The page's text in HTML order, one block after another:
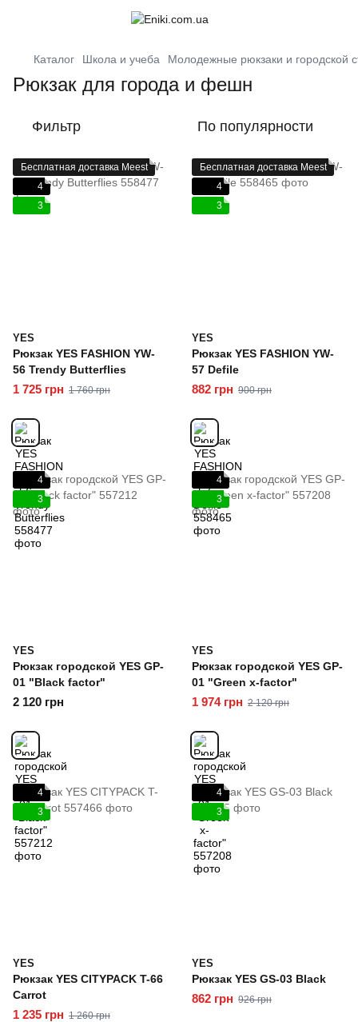
Каталог Школа и учеба Молодежные рюкзаки и городской
Рюкзак для города и фешн
Фильтр По популярности
Бесплатная доставка Meest
4
3
YES
Рюкзак YES FASHION YW-
56 Trendy Butterflies
1 725 грн 1 760 грн
Бесплатная доставка Meest
4
3
YES
Рюкзак YES FASHION YW-
57 Defile
882 грн 900 грн
4
3
YES
Рюкзак городской YES GP-
01 "Black factor"
2 120 грн
4
3
YES
Рюкзак городской YES GP-
01 "Green x-factor"
1 974 грн 2 120 грн
4
3
YES
Рюкзак YES CITYPACK T-66
Carrot
1 235 грн 1 260 грн
4
3
YES
Рюкзак YES GS-03 Black
862 грн 926 грн